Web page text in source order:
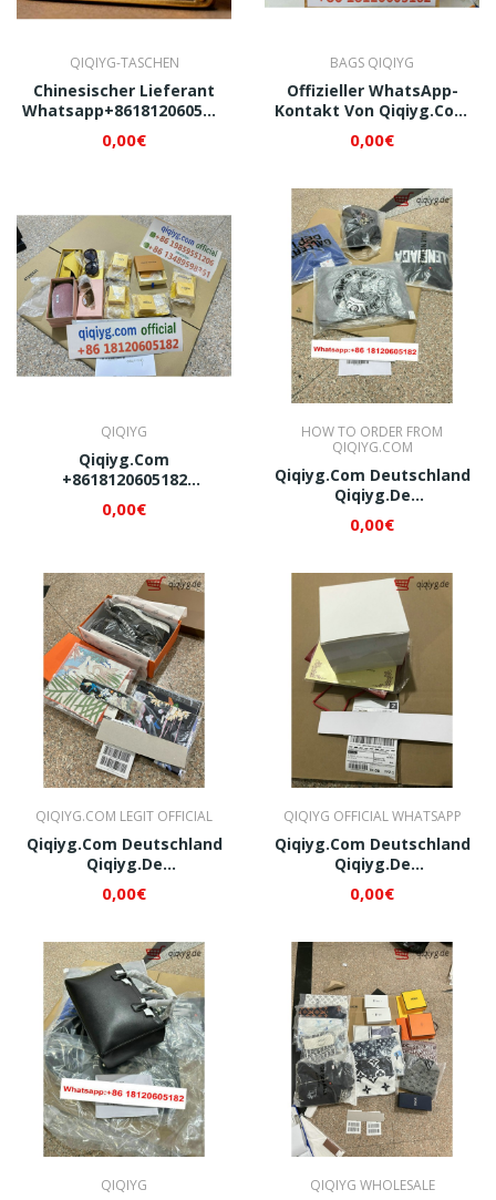
QIQIYG-TASCHEN
Chinesischer Lieferant
Whatsapp+8618120605182
Und Partymode 2025 –
0,00€
BAGS QIQIYG
Offizieller WhatsApp-
Kontakt Von Qiqiyg.com
Luxushandtaschen Im
Ledertaschen-Lieferant
Aus China Für
Dropshipping
0,00€
QIQIYG
Qiqiyg.com
+8618120605182
Uhren.
Lieferant Aus China.
Jetzt Bestellen!
0,00€
HOW TO ORDER FROM
QIQIYG.COM
Qiqiyg.com Deutschland
Qiqiyg.de
QI001
0,00€
QIQIYG.COM LEGIT OFFICIAL
Qiqiyg.com Deutschland
Qiqiyg.de
QI002
0,00€
QIQIYG OFFICIAL WHATSAPP
Qiqiyg.com Deutschland
Qiqiyg.de
QI003
0,00€
QIQIYG QIQIYG WHOLESALE